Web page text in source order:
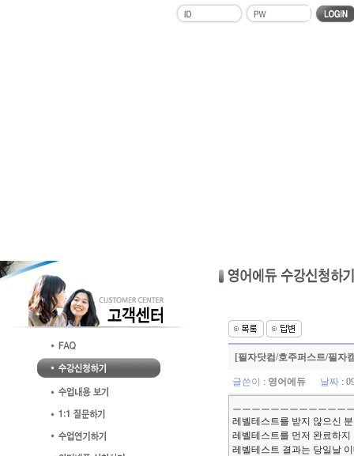
[필자닷컴/호주퍼스트/필자
글쓴이 : 영어에듀 날짜 :
ㅡㅡㅡㅡㅡㅡㅡㅡㅡㅡㅡㅡ
레벨테스트를 받지 않으신
레벨테스트를 먼저 완료하
레벨테스트 결과는 당일날